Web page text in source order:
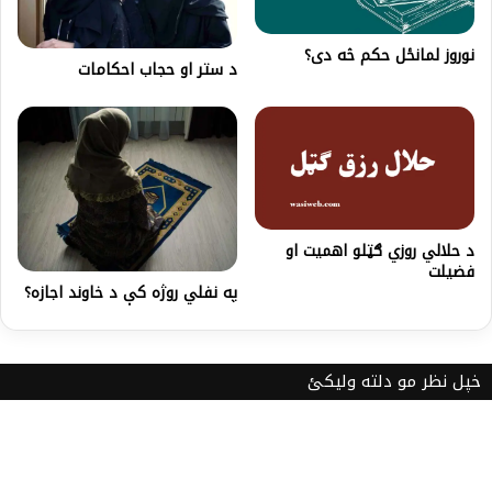
نوروز لمانځل حکم څه دی؟ د ستر او حجاب احكامات
د حلالي روزي ګټلو اهمیت او
فضیلت
په نفلي روژه کې د خاوند اجازه؟
خپل نظر مو دلته ولیکئ